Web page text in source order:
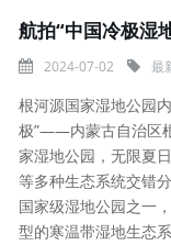
航拍“中国冷极湿
2024-07-02 最
根河源国家湿地公园
极”——内蒙古自治区
家湿地公园，无限夏
等多种生态系统交错
国家级湿地公园之一
型的寒温带湿地生态